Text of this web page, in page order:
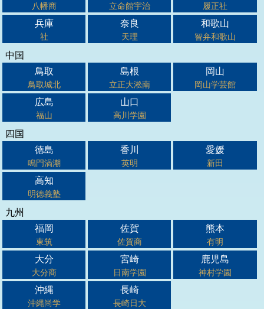
八幡商 立命館宇治 履正社
兵庫
社
奈良
天理
和歌山
智弁和歌山
中国
鳥取
鳥取城北
島根
立正大淞南
岡山
岡山学芸館
広島
福山
山口
高川学園
四国
徳島
鳴門渦潮
香川
英明
愛媛
新田
高知
明徳義塾
九州
福岡
東筑
佐賀
佐賀商
熊本
有明
大分
大分商
宮崎
日南学園
鹿児島
神村学園
沖縄
沖縄尚学
長崎
長崎日大